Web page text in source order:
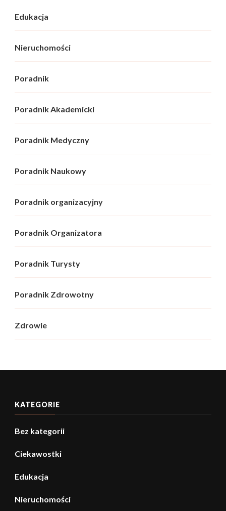
Edukacja
Nieruchomości
Poradnik
Poradnik Akademicki
Poradnik Medyczny
Poradnik Naukowy
Poradnik organizacyjny
Poradnik Organizatora
Poradnik Turysty
Poradnik Zdrowotny
Zdrowie
KATEGORIE
Bez kategorii
Ciekawostki
Edukacja
Nieruchomości